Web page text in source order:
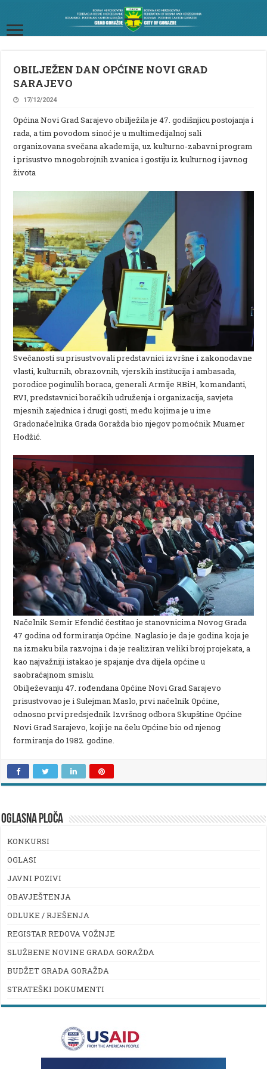
OBILJEŽEN DAN OPĆINE NOVI GRAD
SARAJEVO
17/12/2024
Općina Novi Grad Sarajevo obilježila je 47. godišnjicu postojanja i
rada, a tim povodom sinoć je u multimedijalnoj sali
organizovana svečana akademija, uz kulturno-zabavni program
i prisustvo mnogobrojnih zvanica i gostiju iz kulturnog i javnog
života
Svečanosti su prisustvovali predstavnici izvršne i zakonodavne
vlasti, kulturnih, obrazovnih, vjerskih institucija i ambasada,
porodice poginulih boraca, generali Armije RBiH, komandanti,
RVI, predstavnici boračkih udruženja i organizacija, savjeta
mjesnih zajednica i drugi gosti, među kojima je u ime
Gradonačelnika Grada Goražda bio njegov pomoćnik Muamer
Hodžić.
Načelnik Semir Efendić čestitao je stanovnicima Novog Grada
47 godina od formiranja Općine. Naglasio je da je godina koja je
na izmaku bila razvojna i da je realiziran veliki broj projekata, a
kao najvažniji istakao je spajanje dva dijela općine u
saobraćajnom smislu.
Obilježevanju 47. rođendana Općine Novi Grad Sarajevo
prisustvovao je i Sulejman Maslo, prvi načelnik Općine,
odnosno prvi predsjednik Izvršnog odbora Skupštine Općine
Novi Grad Sarajevo, koji je na čelu Općine bio od njenog
formiranja do 1982. godine.
OGLASNA PLOČA
KONKURSI
OGLASI
JAVNI POZIVI
OBAVJEŠTENJA
ODLUKE / RJEŠENJA
REGISTAR REDOVA VOŽNJE
SLUŽBENE NOVINE GRADA GORAŽDA
BUDŽET GRADA GORAŽDA
STRATEŠKI DOKUMENTI